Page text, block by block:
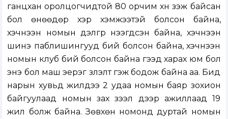
ганцхан оролцогчидтой 80 орчим хүн үзэж байсан
бол өнөөдөр хэр хэмжээтэй болсон байна,
хэчнээн номын дэлгүүр нээгдсэн байна, хэчнээн
шинэ паблишингууд бий болсон байна, хэчнээн
номын клуб бий болсон байна гээд харах юм бол
энэ бол маш эерэг үзүүлэлт гэж бодож байна аа. Бид
нарын хувьд жилдээ 2 удаа номын баяр зохион
байгуулаад номын зах зээл дээр ажиллаад 19
жил болж байна. Зөвхөн номонд дуртай номын